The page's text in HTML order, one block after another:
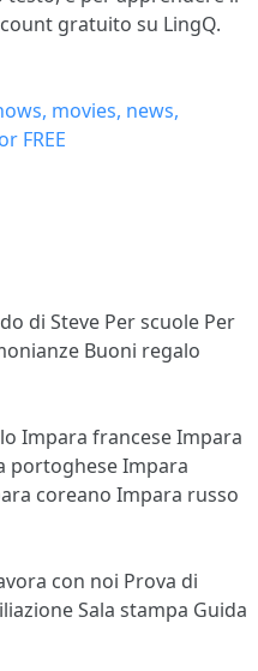
gratuito su LingQ.
di Steve Per scuole Per
Buoni regalo
Impara franceseImpara
portogheseImpara
coreano Impara russo
con noi Prova di
Sala stampa Guida